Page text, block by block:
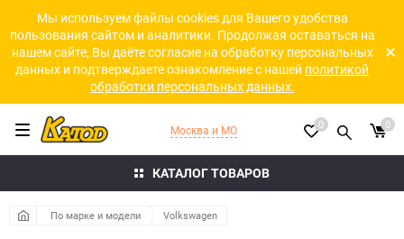
Мы используем файлы cookies для Вашего удобства
пользования сайтом и аналитики. Продолжая оставаться на
нашем сайте, Вы даёте согласие на обработку персональных
данных и подтверждаете ознакомление с нашей политикой
обработки персональных данных.
КАТАЛОГ ТОВАРОВ
Москва и МО 0 0
По марке и модели Volkswagen